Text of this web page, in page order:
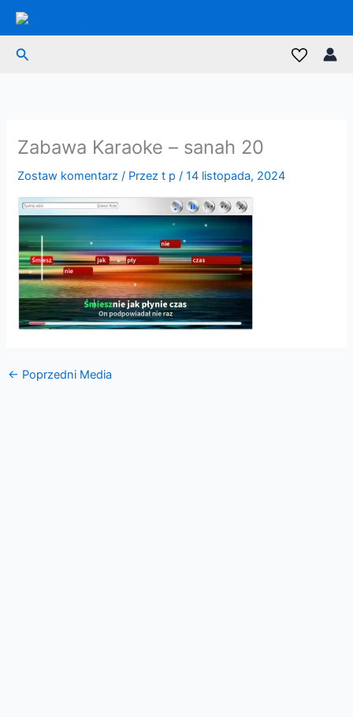
Przejdź
treściSzukaj
Zabawa Karaoke – sanah 20
Zostaw komentarz / Przezt p/14 listopada, 2024
← Poprzedni Media